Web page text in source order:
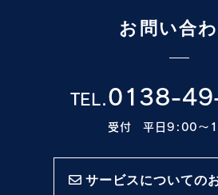
お問い合
TEL.0138-
受付 平日9:00〜
サービスについての